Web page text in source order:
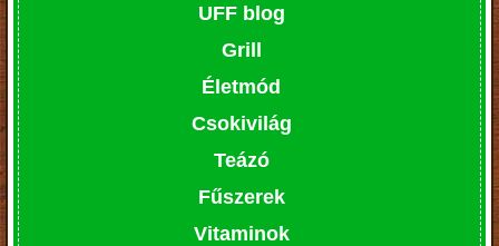
UFF blog
Grill
Életmód
Csokivilág
Teázó
Fűszerek
Vitaminok